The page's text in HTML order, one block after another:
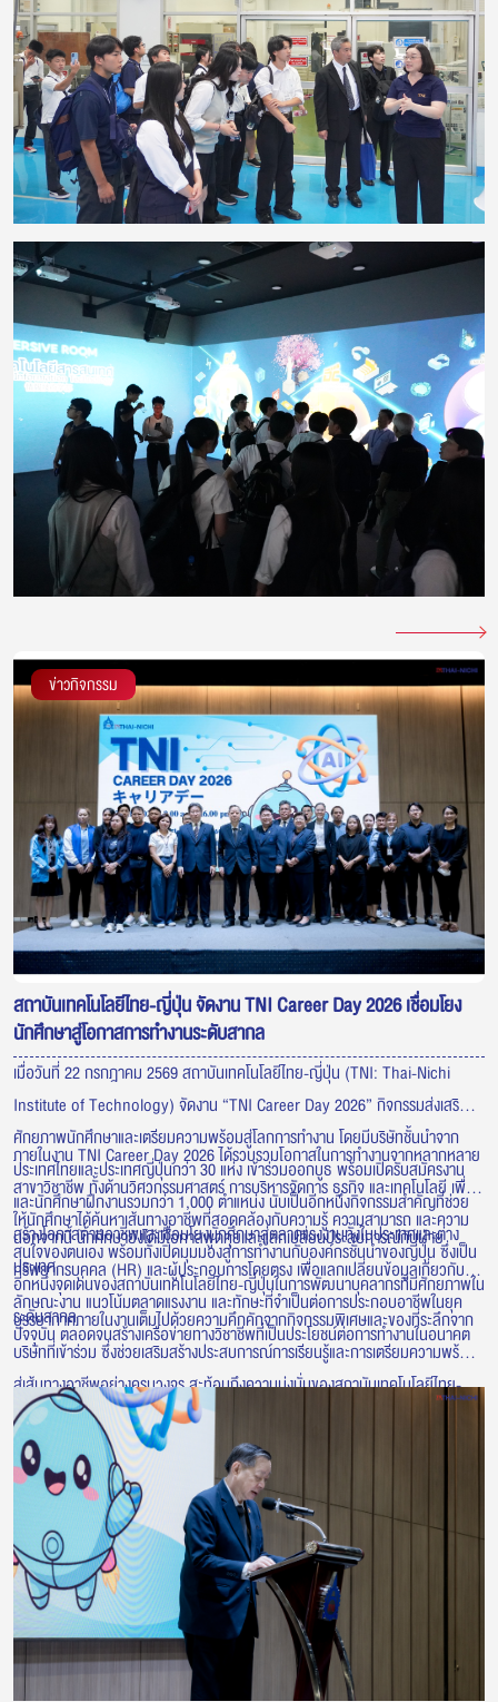
ข่าวกิจกรรม
สถาบันเทคโนโลยีไทย-ญี่ปุ่น จัดงาน TNI Career Day 2026 เชื่อมโยง
นักศึกษาสู่โอกาสการทำงานระดับสากล
เมื่อวันที่ 22 กรกฎาคม 2569 สถาบันเทคโนโลยีไทย-ญี่ปุ่น (TNI: Thai-Nichi
Institute of Technology) จัดงาน “TNI Career Day 2026” กิจกรรมส่งเสริม
ศักยภาพนักศึกษาและเตรียมความพร้อมสู่โลกการทำงาน โดยมีบริษัทชั้นนำจาก
ประเทศไทยและประเทศญี่ปุ่นกว่า 30 แห่ง เข้าร่วมออกบูธ พร้อมเปิดรับสมัครงาน
และนักศึกษาฝึกงานรวมกว่า 1,000 ตำแหน่ง นับเป็นอีกหนึ่งกิจกรรมสำคัญที่ช่วย
สร้างโอกาสด้านอาชีพและเชื่อมโยงนักศึกษาสู่ตลาดแรงงานทั้งในประเทศและต่าง
ประเทศ
ภายในงาน TNI Career Day 2026 ได้รวบรวมโอกาสในการทำงานจากหลากหลาย
สาขาวิชาชีพ ทั้งด้านวิศวกรรมศาสตร์ การบริหารจัดการ ธุรกิจ และเทคโนโลยี เพื่อ
ให้นักศึกษาได้ค้นหาเส้นทางอาชีพที่สอดคล้องกับความรู้ ความสามารถ และความ
สนใจของตนเอง พร้อมทั้งเปิดมุมมองสู่การทำงานกับองค์กรชั้นนำของญี่ปุ่น ซึ่งเป็น
อีกหนึ่งจุดเด่นของสถาบันเทคโนโลยีไทย-ญี่ปุ่นในการพัฒนาบุคลากรที่มีศักยภาพใน
ระดับสากล
นอกจากนี้ นักศึกษายังได้มีโอกาสพูดคุยและแลกเปลี่ยนประสบการณ์กับฝ่าย
ทรัพยากรบุคคล (HR) และผู้ประกอบการโดยตรง เพื่อแลกเปลี่ยนข้อมูลเกี่ยวกับ
ลักษณะงาน แนวโน้มตลาดแรงงาน และทักษะที่จำเป็นต่อการประกอบอาชีพในยุค
ปัจจุบัน ตลอดจนสร้างเครือข่ายทางวิชาชีพที่เป็นประโยชน์ต่อการทำงานในอนาคต
บรรยากาศภายในงานเต็มไปด้วยความคึกคักจากกิจกรรมพิเศษและของที่ระลึกจาก
บริษัทที่เข้าร่วม ซึ่งช่วยเสริมสร้างประสบการณ์การเรียนรู้และการเตรียมความพร้อม
สู่เส้นทางอาชีพอย่างครบวงจร สะท้อนถึงความมุ่งมั่นของสถาบันเทคโนโลยีไทย-
ญี่ปุ่นในการเชื่อมโยงภาคการศึกษาเข้ากับภาคอุตสาหกรรม เพื่อผลิตบัณฑิตที่มี
คุณภาพ พร้อมตอบโจทย์ความต้องการของตลาดแรงงาน และก้าวสู่การทำงานใน
ระดับนานาชาติอย่างมั่นใจ